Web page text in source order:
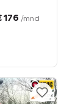
176 /mnd